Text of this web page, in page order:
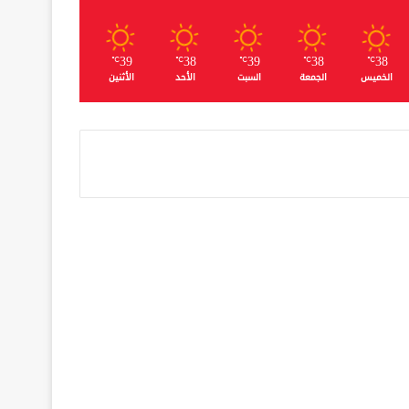
38
℃
الخميس
38
℃
الجمعة
39
℃
السبت
38
℃
الأحد
39
℃
الأثنين